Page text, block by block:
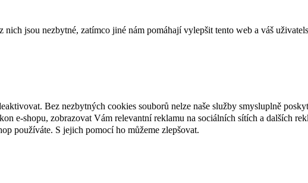
jsou nezbytné, zatímco jiné nám pomáhají vylepšit tento web a váš
Bez nezbytných cookies souborů nelze naše služby smysluplně
e-shopu, zobrazovat Vám relevantní reklamu na sociálních sítích a dalších
používáte. S jejich pomocí ho můžeme zlepšovat.